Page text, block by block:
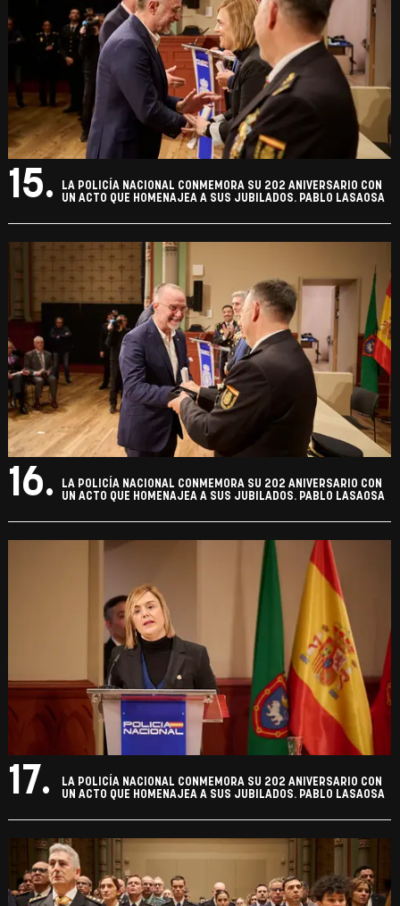
15.
LA POLICÍA NACIONAL CONMEMORA SU 202 ANIVERSARIO CON
UN ACTO QUE HOMENAJEA A SUS JUBILADOS. PABLO LASAOSA
16.
LA POLICÍA NACIONAL CONMEMORA SU 202 ANIVERSARIO CON
UN ACTO QUE HOMENAJEA A SUS JUBILADOS. PABLO LASAOSA
17.
LA POLICÍA NACIONAL CONMEMORA SU 202 ANIVERSARIO CON
UN ACTO QUE HOMENAJEA A SUS JUBILADOS. PABLO LASAOSA